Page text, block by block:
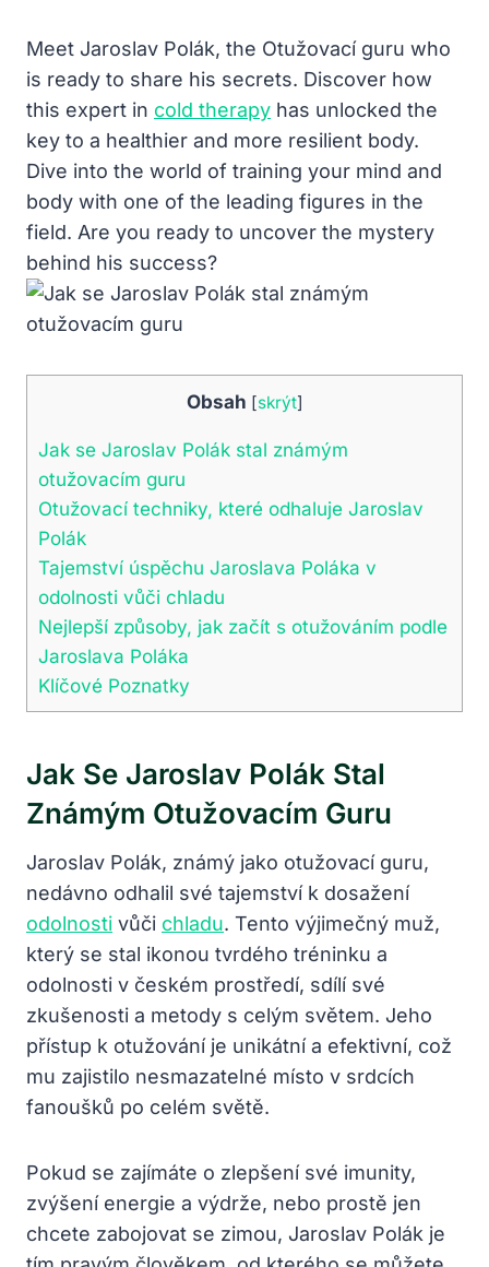
Meet Jaroslav Polák, the Otužovací guru who
is ready⁤ to share his secrets. Discover⁢ how
this expert‍ in cold therapy has ⁤unlocked the
key to a ⁢healthier and more⁣ resilient‌ body.
Dive into the world of training your‌ mind and⁤
body⁢ with ⁣one​ of the leading figures in the
field. ⁤Are you ⁢ready ⁣to uncover the mystery
behind his success?
Obsah [skrýt]
Jak ⁤se Jaroslav Polák stal známým
otužovacím guru
Otužovací‍ techniky, které odhaluje Jaroslav
Polák
Tajemství úspěchu Jaroslava Poláka‍ v
odolnosti vůči ⁣chladu
Nejlepší způsoby, jak ‍začít s otužováním podle
Jaroslava Poláka
Klíčové Poznatky
Jak ⁤se Jaroslav Polák Stal
Známým Otužovacím Guru
Jaroslav Polák, známý​ jako otužovací guru,
‌nedávno odhalil své tajemství k ⁣dosažení
odolnosti ‍ vůči chladu. Tento výjimečný muž,
který se stal ikonou tvrdého tréninku a
odolnosti‌ v českém prostředí, ‍sdílí⁣ své
zkušenosti a metody s celým světem. Jeho
přístup k otužování je unikátní a⁤ efektivní, což
mu zajistilo nesmazatelné místo⁢ v srdcích
fanoušků po celém světě.
Pokud ‌se zajímáte o‌ zlepšení své imunity,
zvýšení energie a⁣ výdrže, nebo prostě⁢ jen‌
chcete zabojovat se zimou, Jaroslav Polák je‌